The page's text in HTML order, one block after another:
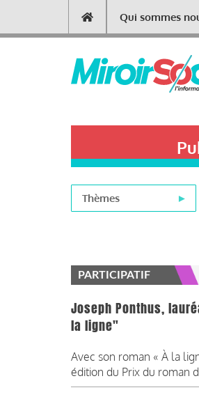
contenu
Main
navigation
Qui sommes
Thèmes
PARTICIPATIF
Joseph Ponthus,
la ligne"
Avec son roman « À la
édition du Prix du roman